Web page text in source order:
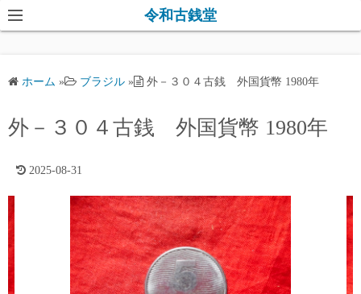
コ
ン
ス
プ
令和古銭堂
ホーム » ブラジル » 外－３０４古銭 外国貨幣 1980年
外－３０４古銭 外国貨幣 1980年
2025-08-31